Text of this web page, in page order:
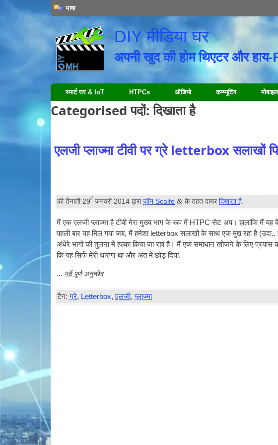
भाषा
DIY मीडिया घर
अपनी खुद की होम थिएटर और
स्मार्ट घर & IoT HTPCs ऑडियो कम्प्यूटिंग मोबाइल
Categorised पदों:दिखाता है
एलजी प्लाज्मा टीवी पर ग्रे letterbox सलाखों
की तैनाती29वें जनवरी 2014 द्वाराजॉन Scaife & के तहत दायरदिखाता है.
मैं एक एलजी प्लाज्मा हैटीवीमेरा मुख्य भाग के रूप में HTPC सेट अप। हालांकि मैं यह
पहली बार यह मिल गया जब, मैं हमेशा letterbox सलाखों के साथ एक मुद्दा रहा है
अंधेरे भागों की तुलना में हल्का किया जा रहा है। मैं एक समाधान खोजने के लिए
कि यह सिर्फ मेरी धारणा था और अंत में छोड़ दिया.
... पढ़ें पूर्ण अनुच्छेद
टैग: ग्रे, Letterbox,एलजी,प्लाज्मा